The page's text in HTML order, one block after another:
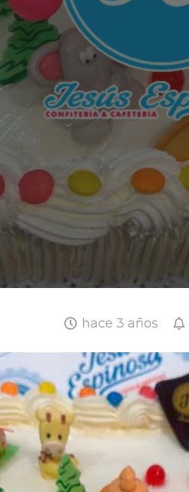
hace 3 años